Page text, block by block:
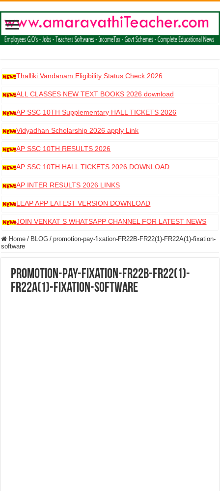
Thalliki Vandanam Eligibility Status Check 2026
ALL CLASSES NEW TEXT BOOKS 2026 download
AP SSC 10TH Supplementary HALL TICKETS 2026
DOWNLOAD
Vidyadhan Scholarship 2026 apply Link
AP SSC 10TH RESULTS 2026
AP SSC 10TH HALL TICKETS 2026 DOWNLOAD
AP INTER RESULTS 2026 LINKS
LEAP APP LATEST VERSION DOWNLOAD
JOIN VENKAT S WHATSAPP CHANNEL FOR LATEST NEWS
Home / BLOG / promotion-pay-fixation-FR22B-FR22(1)-FR22A(1)-fixation-
software
promotion-pay-fixation-FR22B-FR22(1)-
FR22A(1)-fixation-software